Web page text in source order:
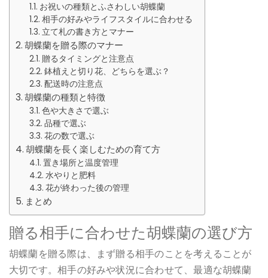
お祝いの種類とふさわしい胡蝶蘭
相手の好みやライフスタイルに合わせる
立て札の書き方とマナー
胡蝶蘭を贈る際のマナー
贈るタイミングと注意点
鉢植えと切り花、どちらを選ぶ？
配送時の注意点
胡蝶蘭の種類と特徴
色や大きさで選ぶ
品種で選ぶ
花の数で選ぶ
胡蝶蘭を長く楽しむための育て方
置き場所と温度管理
水やりと肥料
花が終わった後の管理
まとめ
贈る相手に合わせた胡蝶蘭の選び方
胡蝶蘭を贈る際は、まず贈る相手のことを考えることが
大切です。相手の好みや状況に合わせて、最適な胡蝶蘭